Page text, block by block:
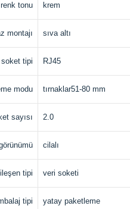
renk tonu krem
montajı sıva altı
tipi RJ45
modu tırnaklar51-80 mm
sayısı 2.0
cilalı
tipi veri soketi
tipi yatay paketleme